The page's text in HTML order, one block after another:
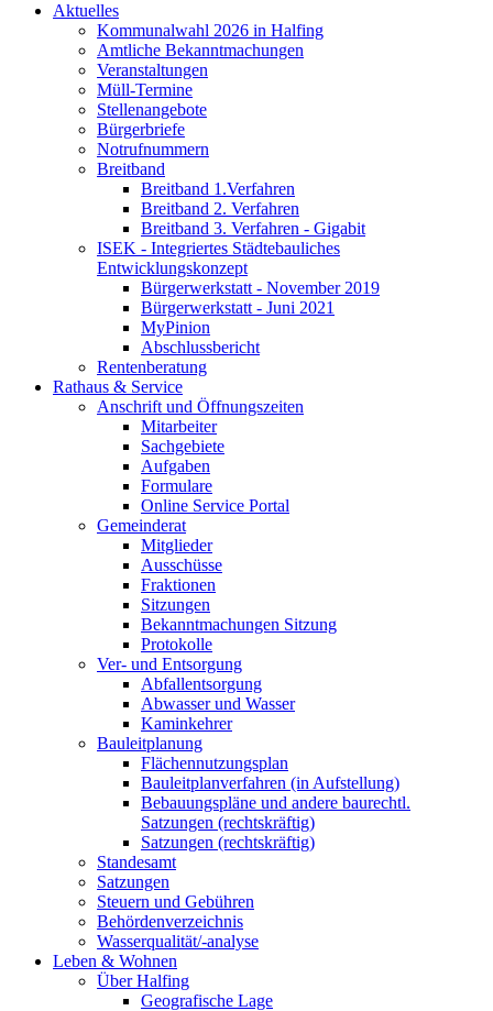
Aktuelles
Kommunalwahl 2026 in Halfing
Amtliche Bekanntmachungen
Veranstaltungen
Müll-Termine
Stellenangebote
Bürgerbriefe
Notrufnummern
Breitband
Breitband 1.Verfahren
Breitband 2. Verfahren
Breitband 3. Verfahren - Gigabit
ISEK - Integriertes Städtebauliches
Entwicklungskonzept
Bürgerwerkstatt - November 2019
Bürgerwerkstatt - Juni 2021
MyPinion
Abschlussbericht
Rentenberatung
Rathaus & Service
Anschrift und Öffnungszeiten
Mitarbeiter
Sachgebiete
Aufgaben
Formulare
Online Service Portal
Gemeinderat
Mitglieder
Ausschüsse
Fraktionen
Sitzungen
Bekanntmachungen Sitzung
Protokolle
Ver- und Entsorgung
Abfallentsorgung
Abwasser und Wasser
Kaminkehrer
Bauleitplanung
Flächennutzungsplan
Bauleitplanverfahren (in Aufstellung)
Bebauungspläne und andere baurechtl.
Satzungen (rechtskräftig)
Satzungen (rechtskräftig)
Standesamt
Satzungen
Steuern und Gebühren
Behördenverzeichnis
Wasserqualität/-analyse
Leben & Wohnen
Über Halfing
Geografische Lage